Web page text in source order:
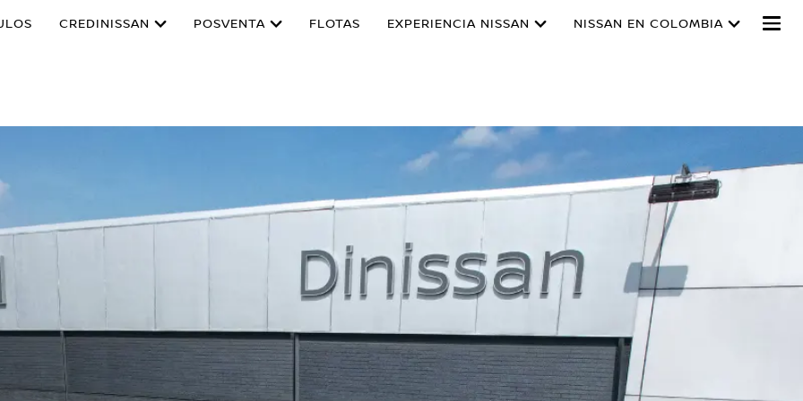
CREDINISSAN POSVENTA FLOTAS EXPERIENCIA NISSAN NISSAN EN COLOMBIA